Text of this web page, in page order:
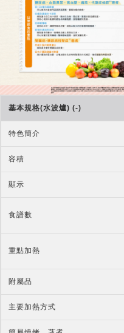
基本規格(水波爐) (-)
特色簡介
容積
顯示
食譜數
重點加熱
附屬品
主要加熱方式